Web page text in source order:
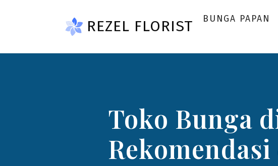
REZEL FLORIST BUNGA PAPAN
Toko Bunga